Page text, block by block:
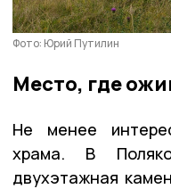
Фото: Юрий Путилин
Место, где
Не менее
храма. В
двухэтажная